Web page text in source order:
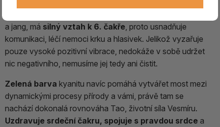
a jang, má silný vztah k 6. čakře , proto usnadňuje
komunikaci, léčí nemoci krku a hlasivek. Jelikož vyzařuje
pouze vysoké pozitivní vibrace, nedokáže v sobě udržet
nic negativního, nemusíme jej tedy ani čistit.
Zelená barva kyanitu navíc pomáhá vytvářet most mezi
dynamickými procesy přírody a vámi, právě tam se
nachází dokonalá rovnováha Tao, životní síla Vesmíru.
Uzdravuje srdeční čakru, spojuje s pravdou srdce a